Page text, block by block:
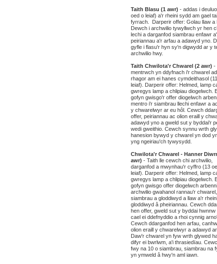
Taith Blasu (1 awr) - addas i
oed o leiaf) a'r rheini sydd am gael
fyrrach. Darperir offer: Golau llaw a
Dewch i archwilio tywyllwch yr hen
lechi a darganfod siambrau enfawr
peiriannau a'r arfau a adawyd yno.
gyfle i flasu'r hyn sy'n digwydd ar y
archwilio hwy.
Taith Chwilota'r Chwarel (2 awr) -
mentrwch yn ddyfnach i'r chwarel
rhagor am ei hanes cymdeithasol
leiaf). Darperir offer: Helmed, lamp
gwregys lamp a chlipiau diogelwch.
gofyn gwisgo'r offer diogelwch
mentro i'r siambrau llechi enfawr a
y chwarelwyr ar eu hôl. Cewch
offer, peiriannau ac olion eraill y
adawyd yno a gweld sut y byddai'r
wedi gweithio. Cewch synnu wrth
hanesion bywyd y chwarel yn dod
yng ngeiriau'ch tywysydd.
Chwilota'r Chwarel - Hanner
awr) - Taith lle cewch chi archwilio,
darganfod a mwynhau'r cyffro (13
leiaf). Darperir offer: Helmed, lamp
gwregys lamp a chlipiau diogelwch.
gofyn gwisgo offer diogelwch
archwilio gwahanol rannau'r
siambrau a gloddiwyd a llaw a'r
gloddiwyd â pheiriannau. Cewch
hen offer, gweld sut y byddai hwnnw
cael ei ddefnyddio a rhoi cynnig
Cewch ddarganfod hen arfau,
olion eraill y chwarelwyr a adawyd
Daw'r chwarel yn fyw wrth glywed
difyr ei bwrlwm, a'i thrasiedïau.
fwy na 10 o siambrau, siambrau na
yn ymweld â hwy'n aml iawn.